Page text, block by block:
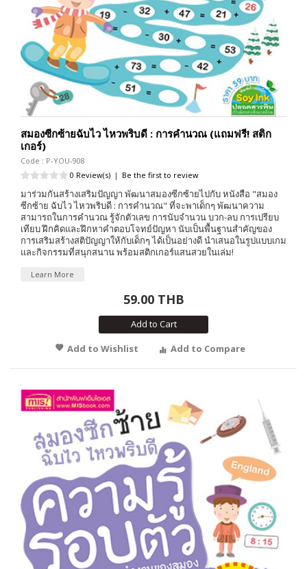
สมองซีกซ้ายฉับไว ไหวพริบดี : การคำนวณ (แถมฟรี! สติก
เกอร์)
Code : P-YOU-908
0 Review(s) | Be the first to review
มาร่วมกันสร้างเสริมปัญญา พัฒนาสมองซีกซ้ายไปกับ หนังสือ "สมอง
ซีกซ้าย ฉับไว ไหวพริบดี : การคำนวณ" ที่จะพาเด็กๆ พัฒนาความ
สามารถในการคำนวณ รู้จักตัวเลข การนับจำนวน บวก-ลบ การเปรียบ
เทียบ ฝึกคิดและฝึกหาคำตอบโจทย์ปัญหา นับเป็นพื้นฐานสำคัญของ
การเสริมสร้างสติปัญญาให้กับเด็กๆ ได้เป็นอย่างดี นำเสนอในรูปแบบเกม
และกิจกรรมที่สนุกสนาน พร้อมสติกเกอร์แสนสวยในเล่ม!
Learn More
59.00 THB
Add to Cart
Add to Wishlist
Add to Compare